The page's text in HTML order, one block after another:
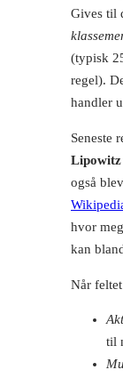
Gives til
(typisk
regel).
handler
Seneste
Lipowitz
også
hvor
kan
Når
til